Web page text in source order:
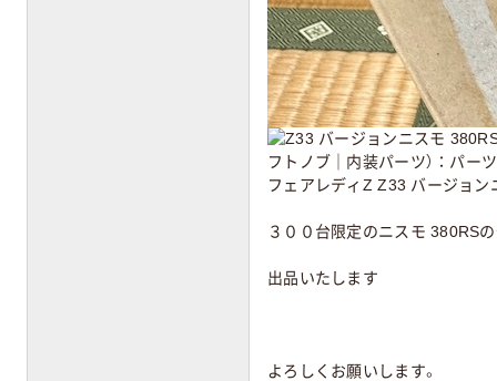
フェアレディZ Z33 バージョ
３００台限定のニスモ 380RS
出品いたします
よろしくお願いします。